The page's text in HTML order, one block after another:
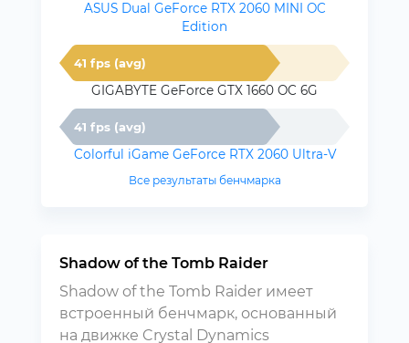
ASUS Dual GeForce RTX 2060 MINI OC
Edition
41 fps (avg)
GIGABYTE GeForce GTX 1660 OC 6G
41 fps (avg)
Colorful iGame GeForce RTX 2060 Ultra-V
Все результаты бенчмарка
Shadow of the Tomb Raider
Shadow of the Tomb Raider имеет
встроенный бенчмарк, основанный
на движке Crystal Dynamics